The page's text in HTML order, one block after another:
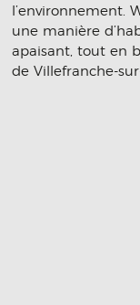
l’environnement.
une manière
apaisant, tout en
de Villefranche-